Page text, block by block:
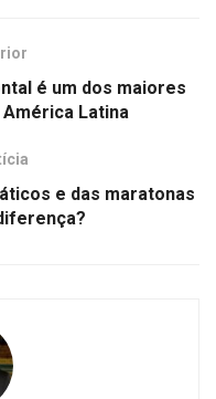
é um dos maiores
Latina
e das maratonas